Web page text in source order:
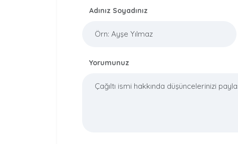
Adınız Soyadınız
Yorumunuz